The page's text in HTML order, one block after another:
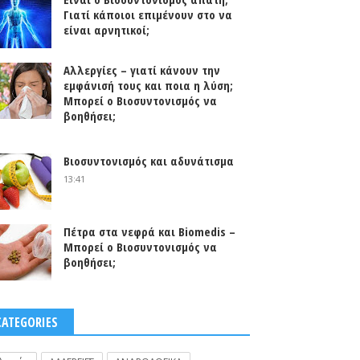
Γιατί κάποιοι επιμένουν στο να
είναι αρνητικοί;
Αλλεργίες – γιατί κάνουν την
εμφάνισή τους και ποια η λύση;
Μπορεί ο Βιοσυντονισμός να
βοηθήσει;
Βιοσυντονισμός και αδυνάτισμα
13:41
Πέτρα στα νεφρά και Biomedis –
Μπορεί ο Βιοσυντονισμός να
βοηθήσει;